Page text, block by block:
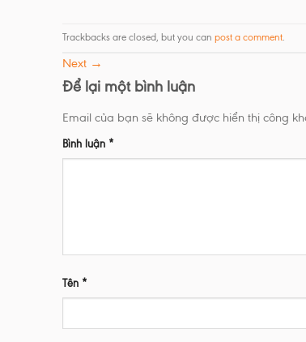
Trackbacks are closed, but you can post a comment.
Next →
Để lại một bình luận
Email của bạn sẽ không được hiển thị công
Bình luận *
Tên *